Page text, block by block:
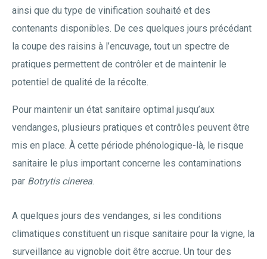
ainsi que du type de vinification souhaité et des
contenants disponibles. De ces quelques jours précédant
la coupe des raisins à l’encuvage, tout un spectre de
pratiques permettent de contrôler et de maintenir le
potentiel de qualité de la récolte.
Pour maintenir un état sanitaire optimal jusqu’aux
vendanges, plusieurs pratiques et contrôles peuvent être
mis en place. À cette période phénologique-là, le risque
sanitaire le plus important concerne les contaminations
par Botrytis cinerea.
À quelques jours des vendanges, si les conditions
climatiques constituent un risque sanitaire pour la vigne, la
surveillance au vignoble doit être accrue. Un tour des